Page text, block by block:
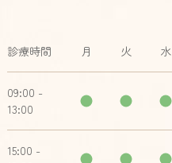
診療時間 月 火 水
09:00 -
13:00
15:00 -